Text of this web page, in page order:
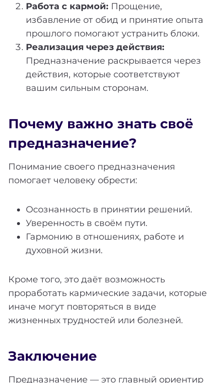
Работа с кармой: Прощение,
избавление от обид и принятие опыта
прошлого помогают устранить блоки.
Реализация через действия:
Предназначение раскрывается через
действия, которые соответствуют
вашим сильным сторонам.
Почему важно знать своё
предназначение?
Понимание своего предназначения
помогает человеку обрести:
Осознанность в принятии решений.
Уверенность в своём пути.
Гармонию в отношениях, работе и
духовной жизни.
Кроме того, это даёт возможность
проработать кармические задачи, которые
иначе могут повторяться в виде
жизненных трудностей или болезней.
Заключение
Предназначение — это главный ориентир